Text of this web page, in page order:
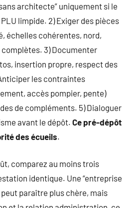
architecte” uniquement si le
limpide. 2) Exiger des pièces
échelles cohérentes, nord,
3) Documenter
insertion propre, respect des
les contraintes
accès pompier, pente)
de compléments. 5) Dialoguer
avant le dépôt. Ce pré-dépôt
des écueils.
comparez au moins trois
identique. Une “entreprise
paraître plus chère, mais